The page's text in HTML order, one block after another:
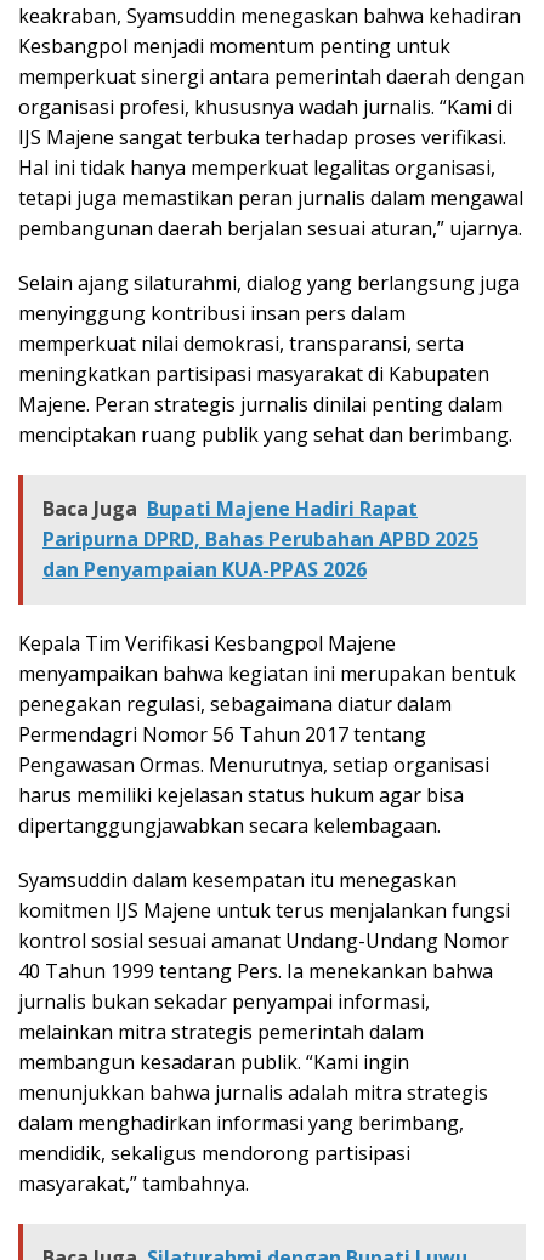
keakraban, Syamsuddin menegaskan bahwa kehadiran
Kesbangpol menjadi momentum penting untuk
memperkuat sinergi antara pemerintah daerah dengan
organisasi profesi, khususnya wadah jurnalis. “Kami di
IJS Majene sangat terbuka terhadap proses verifikasi.
Hal ini tidak hanya memperkuat legalitas organisasi,
tetapi juga memastikan peran jurnalis dalam mengawal
pembangunan daerah berjalan sesuai aturan,” ujarnya.
Selain ajang silaturahmi, dialog yang berlangsung juga
menyinggung kontribusi insan pers dalam
memperkuat nilai demokrasi, transparansi, serta
meningkatkan partisipasi masyarakat di Kabupaten
Majene. Peran strategis jurnalis dinilai penting dalam
menciptakan ruang publik yang sehat dan berimbang.
Baca Juga Bupati Majene Hadiri Rapat
Paripurna DPRD, Bahas Perubahan APBD 2025
dan Penyampaian KUA-PPAS 2026
Kepala Tim Verifikasi Kesbangpol Majene
menyampaikan bahwa kegiatan ini merupakan bentuk
penegakan regulasi, sebagaimana diatur dalam
Permendagri Nomor 56 Tahun 2017 tentang
Pengawasan Ormas. Menurutnya, setiap organisasi
harus memiliki kejelasan status hukum agar bisa
dipertanggungjawabkan secara kelembagaan.
Syamsuddin dalam kesempatan itu menegaskan
komitmen IJS Majene untuk terus menjalankan fungsi
kontrol sosial sesuai amanat Undang-Undang Nomor
40 Tahun 1999 tentang Pers. Ia menekankan bahwa
jurnalis bukan sekadar penyampai informasi,
melainkan mitra strategis pemerintah dalam
membangun kesadaran publik. “Kami ingin
menunjukkan bahwa jurnalis adalah mitra strategis
dalam menghadirkan informasi yang berimbang,
mendidik, sekaligus mendorong partisipasi
masyarakat,” tambahnya.